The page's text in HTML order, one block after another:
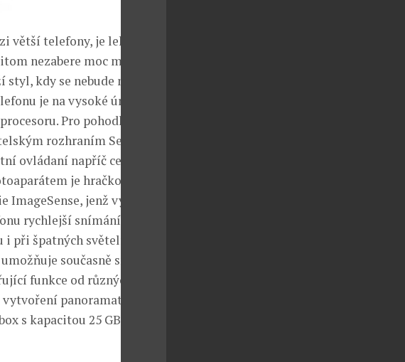
větší telefony, je lehký a
nezabere moc místa.
kdy se nebude muset
je na vysoké úrovni, o
Pro pohodlí
rozhraním Sense 4,
ovládaní napříč celým
je hračkou. Navíc
jenž vylepšuje
rychlejší snímání
špatných světelných
současně snímat
funkce od různých filtrů
panoramatické
s kapacitou 25 GB pro